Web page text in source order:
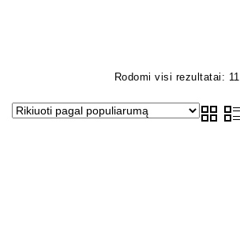
Rodomi visi rezultatai: 11